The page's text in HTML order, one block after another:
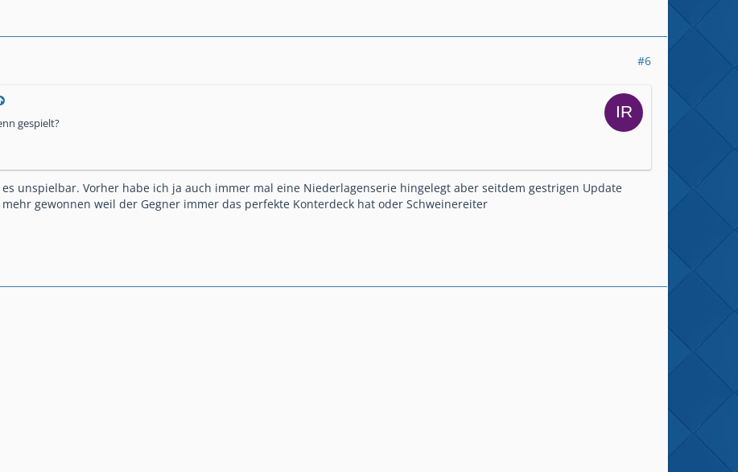
#6
gespielt?
unspielbar. Vorher habe ich ja auch immer mal eine Niederlagenserie hingelegt aber seitdem gestrigen Update
gewonnen weil der Gegner immer das perfekte Konterdeck hat oder Schweinereiter